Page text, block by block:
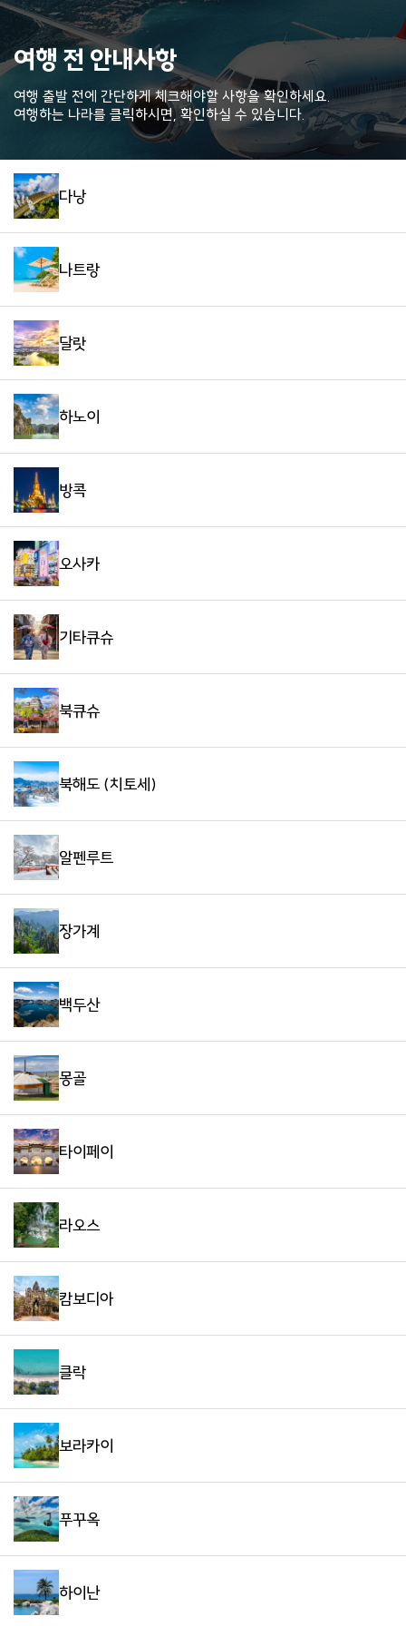
여행 전 안내사항
여행 출발 전에 간단하게 체크해야할 사항을 확인하세요.
여행하는 나라를 클릭하시면, 확인하실 수 있습니다.
다낭
나트랑
달랏
하노이
방콕
오사카
기타큐슈
북큐슈
북해도 (치토세)
알펜루트
장가계
백두산
몽골
타이페이
라오스
캄보디아
클락
보라카이
푸꾸옥
하이난